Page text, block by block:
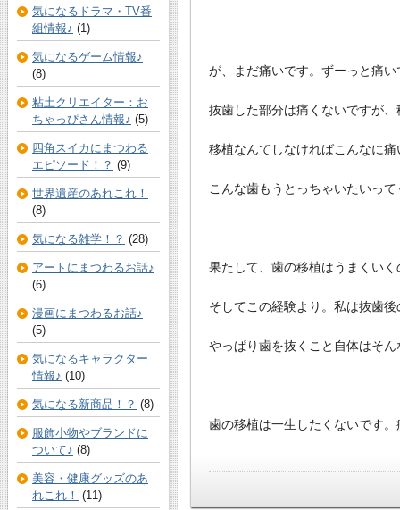
が、まだ痛いです。ずーっと痛い
抜歯した部分は痛くないですが
移植なんてしなければこんなに
こんな歯もうとっちゃいたいっ
果たして、歯の移植はうまくい
そしてこの経験より。私は抜歯
やっぱり歯を抜くこと自体はそ
歯の移植は一生したくないです。
気になるドラマ・TV番
組情報♪ (1)
気になるゲーム情報♪
(8)
粘土クリエイター：お
ちゃっぴさん情報♪ (5)
四角スイカにまつわる
エピソード！？ (9)
世界遺産のあれこれ！
(8)
気になる雑学！？ (28)
アートにまつわるお話♪
(6)
漫画にまつわるお話♪
(5)
気になるキャラクター
情報♪ (10)
気になる新商品！？ (8)
服飾小物やブランドに
ついて♪ (8)
美容・健康グッズのあ
れこれ！ (11)